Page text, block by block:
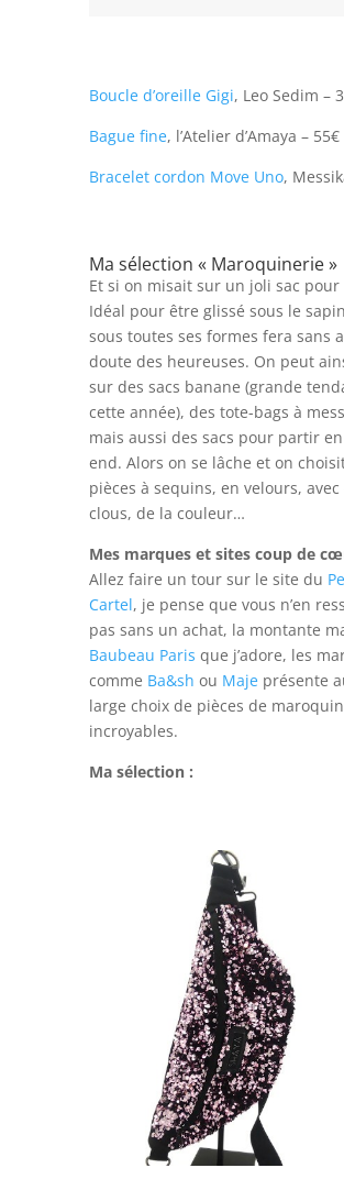
Boucle d’oreille Gigi, Leo Sedim –
Bague fine, l’Atelier d’Amaya – 55€
Bracelet cordon Move Uno,
Ma sélection « Maroquinerie »
Et si on misait sur un joli sac pour
Idéal pour être glissé sous le
sous toutes ses formes fera sans
doute des heureuses. On peut
sur des sacs banane (grande
cette année), des tote-bags à
mais aussi des sacs pour partir
end. Alors on se lâche et on
pièces à sequins, en velours, avec
clous, de la couleur…
Mes marques et sites coup de
Allez faire un tour sur le site du
Cartel, je pense que vous n’en
pas sans un achat, la montante
Baubeau Paris que j’adore, les
comme Ba&sh ou Majeprésente
large choix de pièces de
incroyables.
Ma sélection :